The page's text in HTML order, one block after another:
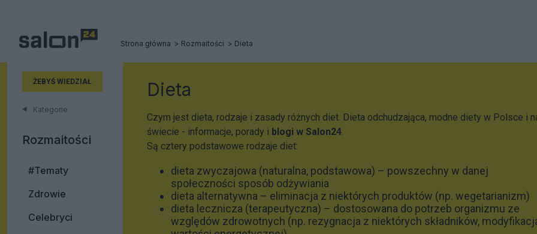
Strona główna Rozmaitości Dieta
ŻEBYŚ WIEDZIAŁ
Kategorie
Rozmaitości
#Tematy
Zdrowie
Celebryci
Dieta
Czym jest dieta, rodzaje i zasady różnych diet. Dieta odchudzająca, modne diety w Polsce i
świecie - informacje, porady i blogi w Salon24.
Są cztery podstawowe rodzaje diet:
dieta zwyczajowa (naturalna, podstawowa) – powszechny w danej
społeczności sposób odżywiania
dieta alternatywna – eliminacja z niektórych produktów (np. wegetarianizm)
dieta lecznicza (terapeutyczna) – dostosowana do potrzeb organizmu ze
względów zdrowotnych (np. rezygnacja z niektórych składników,